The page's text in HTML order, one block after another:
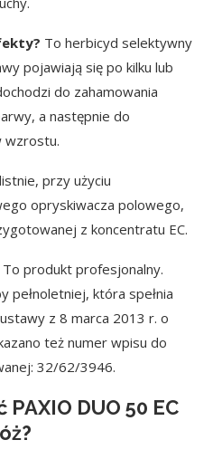
To herbicyd selektywny
pojawiają się po kilku lub
do zahamowania
a następnie do
wzrostu.
przy użyciu
opryskiwacza polowego,
z koncentratu EC.
To produkt profesjonalny.
pełnoletniej, która spełnia
z 8 marca 2013 r. o
też numer wpisu do
32/62/3946.
DUO 50 EC